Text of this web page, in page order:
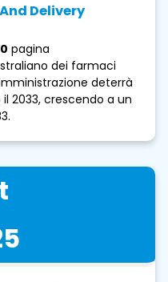
Delivery
pagina
dei farmaci
deterrà
2033, crescendo a un